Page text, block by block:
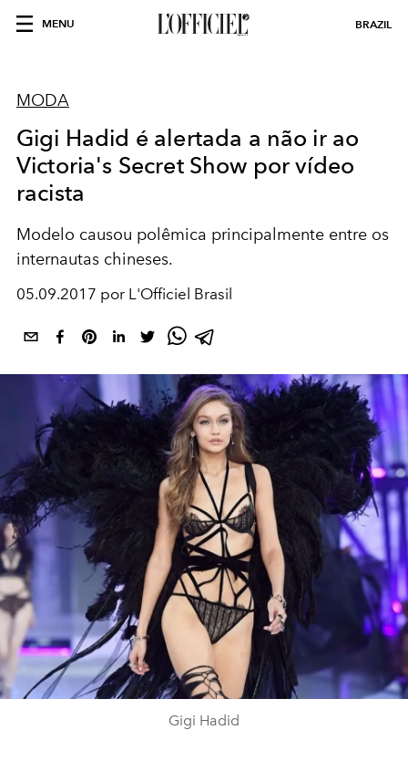
MENU BRAZIL
MODA
Gigi Hadid é alertada a não ir ao
Victoria's Secret Show por vídeo
racista
Modelo causou polêmica principalmente entre os
internautas chineses.
05.09.2017 por L'Officiel Brasil
Gigi Hadid